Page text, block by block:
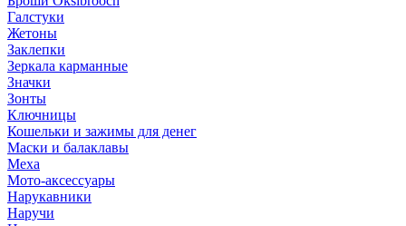
Галстуки
Жетоны
Заклепки
Зеркала карманные
Значки
Зонты
Ключницы
Кошельки и зажимы для денег
Маски и балаклавы
Меха
Мото-аксессуары
Нарукавники
Наручи